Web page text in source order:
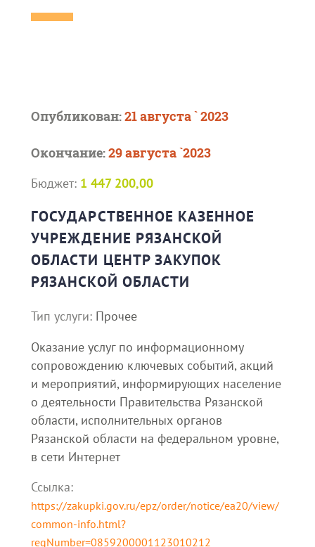
Опубликован:21 августа ` 2023
Окончание:29 августа `2023
Бюджет: 1 447 200,00
ГОСУДАРСТВЕННОЕ КАЗЕННОЕ
УЧРЕЖДЕНИЕ РЯЗАНСКОЙ
ОБЛАСТИ ЦЕНТР ЗАКУПОК
РЯЗАНСКОЙ ОБЛАСТИ
Тип услуги: Прочее
Оказание услуг по информационному
сопровождению ключевых событий, акций
и мероприятий, информирующих население
о деятельности Правительства Рязанской
области, исполнительных органов
Рязанской области на федеральном уровне,
в сети Интернет
Ссылка:
https://zakupki.gov.ru/epz/order/notice/ea20/view/
common-info.html?
regNumber=0859200001123010212